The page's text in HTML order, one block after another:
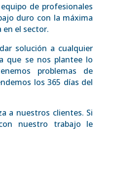
de profesionales
duro con la máxima
en el sector.
solución a cualquier
que se nos plantee lo
problemas de
los 365 días del
a nuestros clientes. Si
nuestro trabajo le